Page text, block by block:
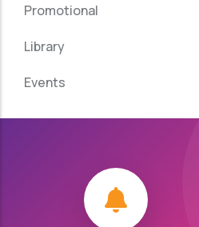
Promotional
Library
Events